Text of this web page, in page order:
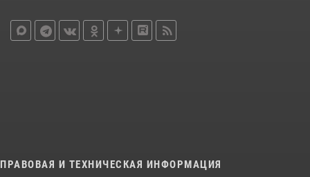
ПРАВОВАЯ И ТЕХНИЧЕСКАЯ ИНФОРМАЦИЯ